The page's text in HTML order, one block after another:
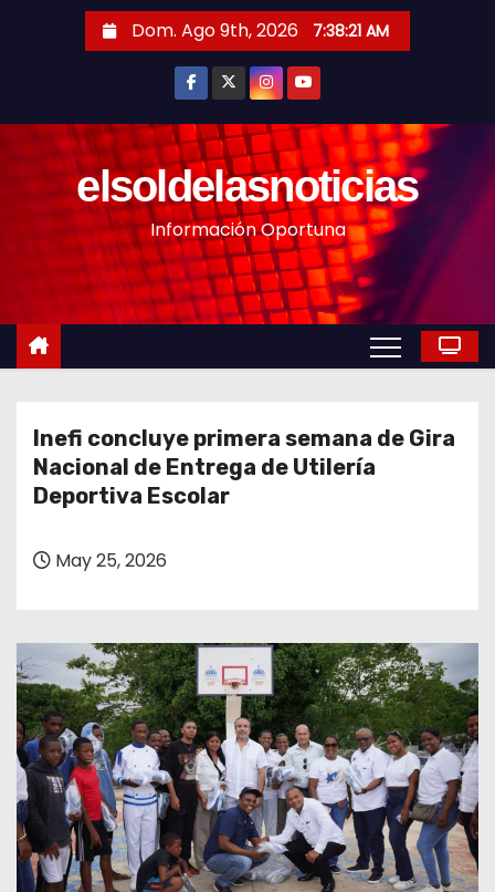
n
Dom. Ago 9th, 2026 7:38:23 AM
elsoldelasnoticias
Información Oportuna
Inefi concluye primera semana de Gira
Nacional de Entrega de Utilería
Deportiva Escolar
May 25, 2026